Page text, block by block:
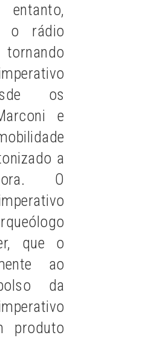
o rádio
os
e
a
O
que o
ao
da
produto